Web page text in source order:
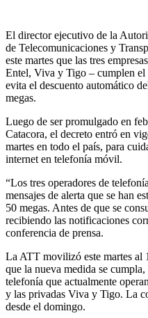
El director ejecutivo de la
de Telecomunicaciones y
este martes que las tres
Entel, Viva y Tigo – cumplen
evita el descuento automático
megas.
Luego de ser promulgado en
Catacora, el decreto entró en
martes en todo el país, para
internet en telefonía móvil.
“Los tres operadores de
mensajes de alerta que se han
50 megas. Antes de que se
recibiendo las notificaciones
conferencia de prensa.
La ATT movilizó este martes al
que la nueva medida se
telefonía que actualmente
y las privadas Viva y Tigo. La
desde el domingo.